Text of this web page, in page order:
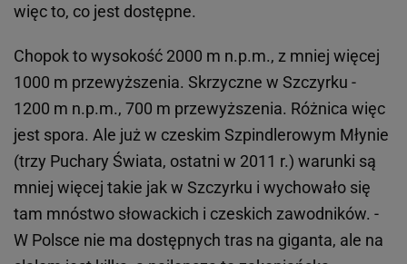
więc to, co jest dostępne.
Chopok to wysokość 2000 m n.p.m., z mniej więcej
1000 m przewyższenia. Skrzyczne w Szczyrku -
1200 m n.p.m., 700 m przewyższenia. Różnica więc
jest spora. Ale już w czeskim Szpindlerowym Młynie
(trzy Puchary Świata, ostatni w 2011 r.) warunki są
mniej więcej takie jak w Szczyrku i wychowało się
tam mnóstwo słowackich i czeskich zawodników. -
W Polsce nie ma dostępnych tras na giganta, ale na